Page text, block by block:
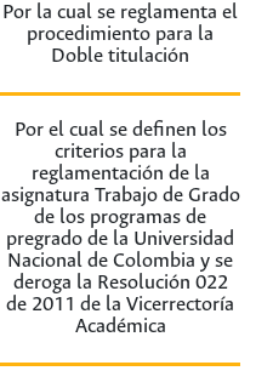
Por la cual se reglamenta el
procedimiento para la
Doble titulación
Por el cual se definen los
criterios para la
reglamentación de la
asignatura Trabajo de Grado
de los programas de
pregrado de la Universidad
Nacional de Colombia y se
deroga la Resolución 022
de 2011 de la Vicerrectoría
Académica